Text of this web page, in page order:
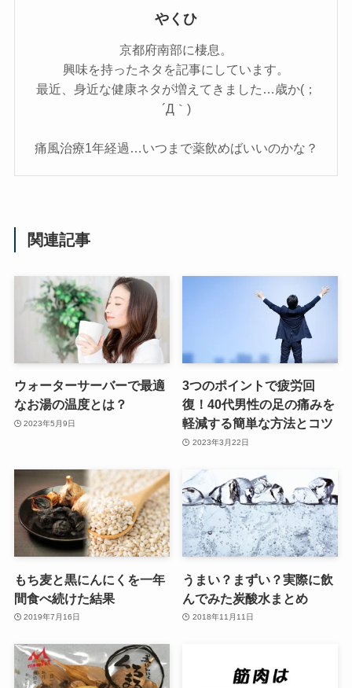
やくひ
京都府南部に棲息。
興味を持ったネタを記事にしています。
最近、身近な健康ネタが増えてきました…歳か(；
´Д｀)
痛風治療1年経過…いつまで薬飲めばいいのかな？
関連記事
ウォーターサーバーで最適
なお湯の温度とは？
2023年5月9日
3つのポイントで疲労回
復！40代男性の足の痛みを
軽減する簡単な方法とコツ
2023年3月22日
もち麦と黒にんにくを一年
間食べ続けた結果
2019年7月16日
うまい？まずい？実際に飲
んでみた炭酸水まとめ
2018年11月11日